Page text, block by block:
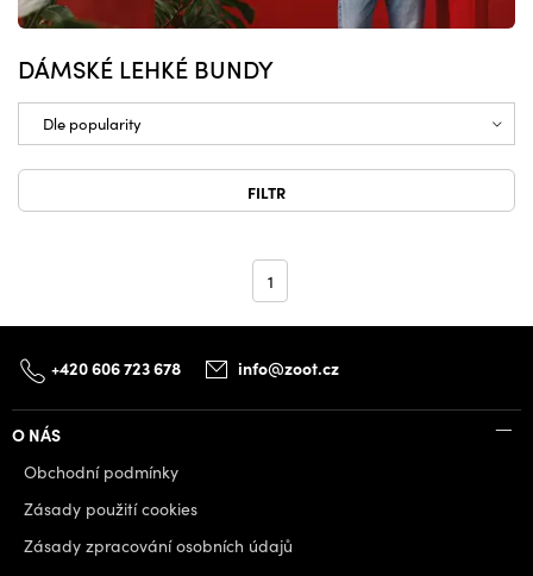
DÁMSKÉ LEHKÉ BUNDY
FILTR
1
+420 606 723 678 info@zoot.cz
O NÁS
Obchodní podmínky
Zásady použití cookies
Zásady zpracování osobních údajů